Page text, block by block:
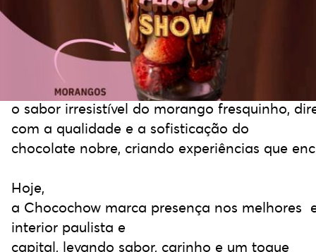
no período pós-pandemia, no interior de
São
Paulo, em meio às plantações de morango
Unimos
o sabor irresistível do morango fresquinho,
com a qualidade e a sofisticação do
chocolate nobre, criando experiências que
Hoje,
a Chocochow marca presença nos melhores
interior paulista e
capital, levando sabor, carinho e um toque